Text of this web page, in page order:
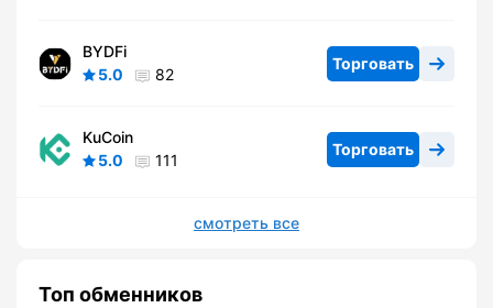
BYDFi
5.0
82
Торговать
KuCoin
5.0
111
Торговать
смотреть все
Топ обменников